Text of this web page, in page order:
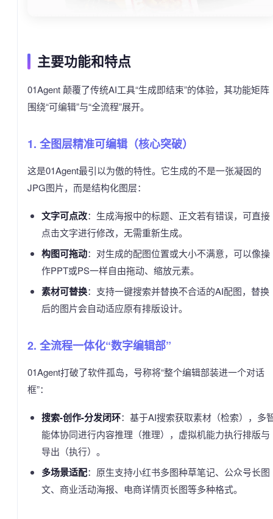
主要功能和特点
01Agent 颠覆了传统AI工具“生成即结束”的体验，其功能矩阵
围绕“可编辑”与“全流程”展开。
1. 全图层精准可编辑（核心突破）
这是01Agent最引以为傲的特性。它生成的不是一张凝固的
JPG图片，而是结构化图层：
文字可点改：生成海报中的标题、正文若有错误，可直接
点击文字进行修改，无需重新生成。
构图可拖动：对生成的配图位置或大小不满意，可以像操
作PPT或PS一样自由拖动、缩放元素。
素材可替换：支持一键搜索并替换不合适的AI配图，替换
后的图片会自动适应原有排版设计。
2. 全流程一体化“数字编辑部”
01Agent打破了软件孤岛，号称将“整个编辑部装进一个对话
框”：
搜索-创作-分发闭环：基于AI搜索获取素材（检索），多
能体协同进行内容推理（推理），虚拟机能力执行排版与
导出（执行）。
多场景适配：原生支持小红书多图种草笔记、公众号长图
文、商业活动海报、电商详情页长图等多种格式。